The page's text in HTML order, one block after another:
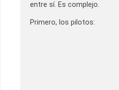
entre sí. Es complejo.
Primero, los pilotos: